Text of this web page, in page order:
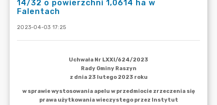
14/32 o powierzchni 1,0614 ha w
Falentach
2023-04-03 17:25